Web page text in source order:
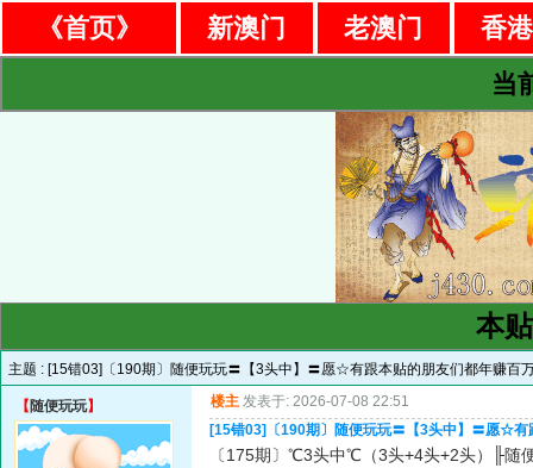
《首页》 新澳门 老澳门
香
当
本
主题 : [15错03]〔190期〕随便玩玩〓【3头中】〓愿☆有跟本贴的朋友们都年赚百
【 随便玩玩】 楼主 发表于: 2026-07-08 22:51
[15错03]〔190期〕随便玩玩〓【3头中】〓愿☆有
〔175期〕℃3头中℃（3头+4头+2头）╟随